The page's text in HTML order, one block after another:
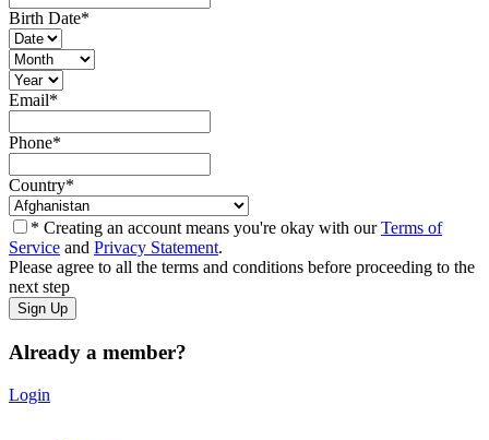
Birth Date*
Email*
Phone*
Country*
* Creating an account means you're okay with ourTerms of
Service and Privacy Statement.
Please agree to all the terms and conditions before proceeding to the
next step
Already a member?
Login